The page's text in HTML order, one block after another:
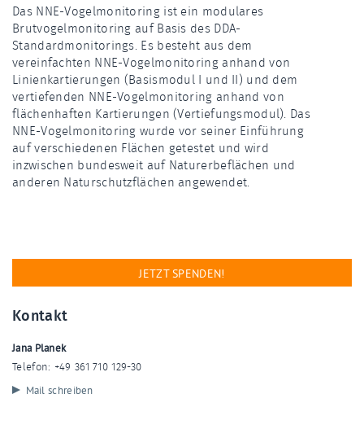
Das NNE-Vogelmonitoring ist ein modulares
Brutvogelmonitoring auf Basis des DDA-
Standardmonitorings. Es besteht aus dem
vereinfachten NNE-Vogelmonitoring anhand von
Linienkartierungen (Basismodul I und II) und dem
vertiefenden NNE-Vogelmonitoring anhand von
flächenhaften Kartierungen (Vertiefungsmodul). Das
NNE-Vogelmonitoring wurde vor seiner Einführung
auf verschiedenen Flächen getestet und wird
inzwischen bundesweit auf Naturerbeflächen und
anderen Naturschutzflächen angewendet.
JETZT SPENDEN!
Kontakt
Jana Planek
Telefon: +49 361 710 129-30
Mail schreiben